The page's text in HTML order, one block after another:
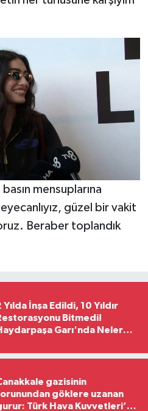
mensuplarına
güzel bir vakit
Beraber toplandık
Yılda İnşa Edildi, 10 Yıldır
Bitmedi!
Garı'nda Neler
gazisinin
göklere uzanan
Türk Hava Kuvvetleri’nin